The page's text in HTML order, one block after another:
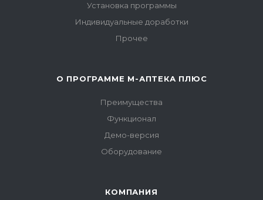
Установка программы
Индивидуальные доработки
Прочее
О ПРОГРАММЕ М-АПТЕКА ПЛЮС
Преимущества
Функционал
Демо-версия
Оборудование
КОМПАНИЯ